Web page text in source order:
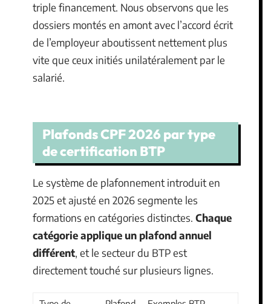
triple financement. Nous observons que les
dossiers montés en amont avec l’accord écrit
de l’employeur aboutissent nettement plus
vite que ceux initiés unilatéralement par le
salarié.
Plafonds CPF 2026 par type
de certification BTP
Le système de plafonnement introduit en
2025 et ajusté en 2026 segmente les
formations en catégories distinctes. Chaque
catégorie applique un plafond annuel
différent, et le secteur du BTP est
directement touché sur plusieurs lignes.